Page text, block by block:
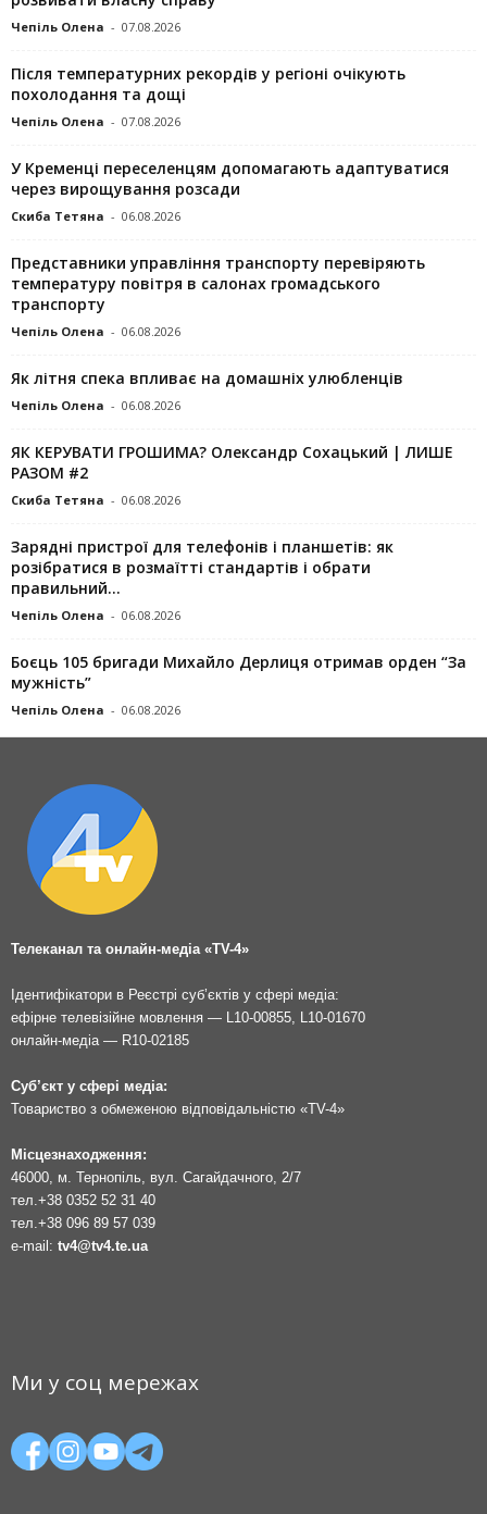
Чепіль Олена - 07.08.2026
Після температурних рекордів у регіоні очікують
похолодання та дощі
Чепіль Олена - 07.08.2026
У Кременці переселенцям допомагають адаптуватися
через вирощування розсади
Скиба Тетяна - 06.08.2026
Представники управління транспорту перевіряють
температуру повітря в салонах громадського
транспорту
Чепіль Олена - 06.08.2026
Як літня спека впливає на домашніх улюбленців
Чепіль Олена - 06.08.2026
ЯК КЕРУВАТИ ГРОШИМА? Олександр Сохацький | ЛИШЕ
РАЗОМ #2
Скиба Тетяна - 06.08.2026
Зарядні пристрої для телефонів і планшетів: як
розібратися в розмаїтті стандартів і обрати
правильний...
Чепіль Олена - 06.08.2026
Боєць 105 бригади Михайло Дерлиця отримав орден “За
мужність”
Чепіль Олена - 06.08.2026
Телеканал та онлайн-медіа «TV-4»
Ідентифікатори в Реєстрі суб’єктів у сфері медіа:
ефірне телевізійне мовлення — L10-00855, L10-01670
онлайн-медіа — R10-02185
Суб’єкт у сфері медіа:
Товариство з обмеженою відповідальністю «TV-4»
Місцезнаходження:
46000, м. Тернопіль, вул. Сагайдачного, 2/7
тел. +38 0352 52 31 40
тел. +38 096 89 57 039
e-mail: tv4@tv4.te.ua
Ми у соц мережах